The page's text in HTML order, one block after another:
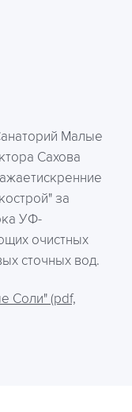
Малые
Сахова
за
УФ-
очистных
сточных вод.
Соли" (pdf,